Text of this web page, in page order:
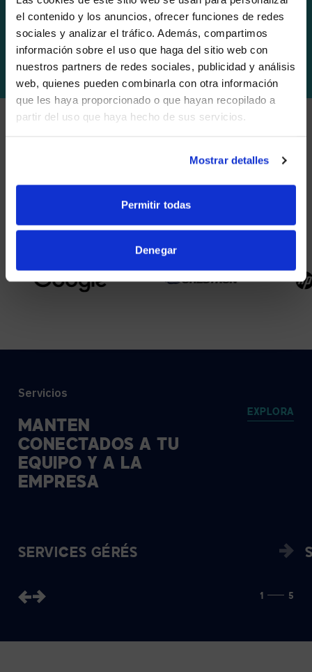
el contenido y los anuncios, ofrecer funciones de redes
sociales y analizar el tráfico. Además, compartimos
información sobre el uso que haga del sitio web con
nuestros partners de redes sociales, publicidad y análisis
web, quienes pueden combinarla con otra información
que les haya proporcionado o que hayan recopilado a
partir del uso que haya hecho de sus servicios.
Mostrar detalles
Permitir todas
Denegar
TU FUTURO EN FOCO
Nos asociamos con los principales proveedores de
Servicios
MANTÉN
CONECTADOS A TU
EQUIPO Y A LA
EMPRESA
EXPLORA
SERVICES GÉRÉS
1 5
WE NOTICED YOU'RE IN USA.
instead?
YES, TAKE ME THERE
NO, STAY ON THIS SITE